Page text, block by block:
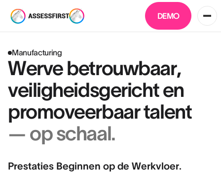
DEMO
Manufacturing
Werve betrouwbaar,
veiligheidsgericht en
promoveerbaar talent
— op schaal.
Prestaties Beginnen op de Werkvloer.